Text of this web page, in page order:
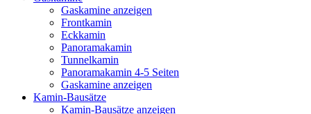
Gaskamine anzeigen
Frontkamin
Eckkamin
Panoramakamin
Tunnelkamin
Panoramakamin 4-5 Seiten
Gaskamine anzeigen
Kamin-Bausätze
Kamin-Bausätze anzeigen